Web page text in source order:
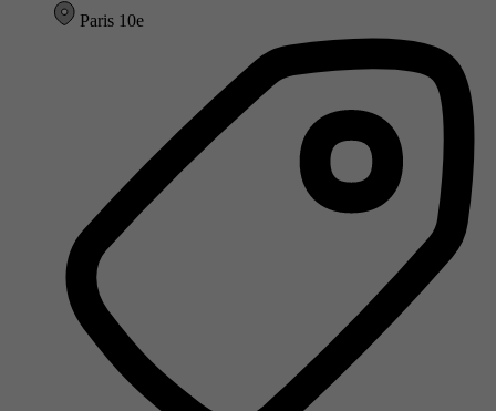
Paris 10e